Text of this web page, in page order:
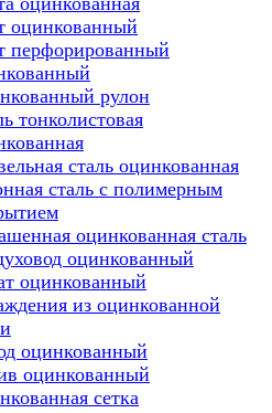
оцинкованный
перфорированный
рулон
тонколистовая
сталь оцинкованная
сталь с полимерным
оцинкованная сталь
оцинкованный
оцинкованный
из оцинкованной
оцинкованный
оцинкованный
сетка